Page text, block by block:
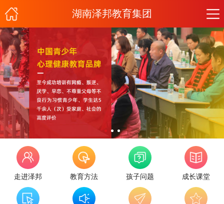
湖南泽邦教育集团
走进泽邦 教育方法 孩子问题 成长课堂